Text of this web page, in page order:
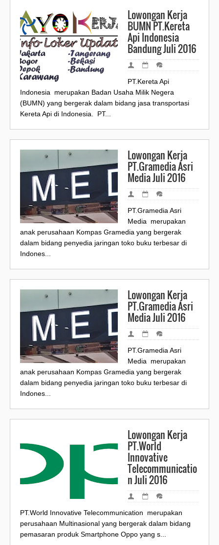
Lowongan Kerja
BUMN PT.Kereta
Api Indonesia
Bandung Juli 2016
PT.Kereta Api
Indonesia merupakan Badan Usaha Milik Negera
(BUMN) yang bergerak dalam bidang jasa transportasi
Kereta Api di Indonesia. PT...
Lowongan Kerja
PT.Gramedia Asri
Media Juli 2016
PT.Gramedia Asri
Media merupakan
anak perusahaan Kompas Gramedia yang bergerak
dalam bidang penyedia jaringan toko buku terbesar di
Indones...
Lowongan Kerja
PT.Gramedia Asri
Media Juli 2016
PT.Gramedia Asri
Media merupakan
anak perusahaan Kompas Gramedia yang bergerak
dalam bidang penyedia jaringan toko buku terbesar di
Indones...
Lowongan Kerja
PT.World
Innovative
Telecommunicatio
n Juli 2016
PT.World Innovative Telecommunication merupakan
perusahaan Multinasional yang bergerak dalam bidang
pemasaran produk Smartphone Oppo yang s...